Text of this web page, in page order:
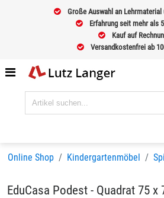
Große Auswahl an Lehrmaterial
Erfahrung seit mehr als
Kauf auf
Versandkostenfrei ab
Online Shop Kindergartenmöbel
EduCasa Podest - Quadrat 75 x